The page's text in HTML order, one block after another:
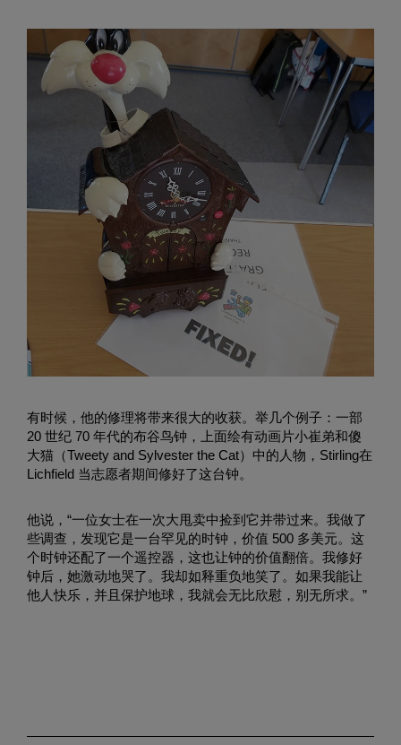
有时候，他的修理将带来很大的收获。举几个例子：一部
20 世纪 70 年代的布谷鸟钟，上面绘有动画片小崔弟和傻
大猫（Tweety and Sylvester the Cat）中的人物，Stirling在
Lichfield 当志愿者期间修好了这台钟。
他说，“一位女士在一次大甩卖中捡到它并带过来。我做了
些调查，发现它是一台罕见的时钟，价值 500 多美元。这
个时钟还配了一个遥控器，这也让钟的价值翻倍。我修好
钟后，她激动地哭了。我却如释重负地笑了。如果我能让
他人快乐，并且保护地球，我就会无比欣慰，别无所求。”